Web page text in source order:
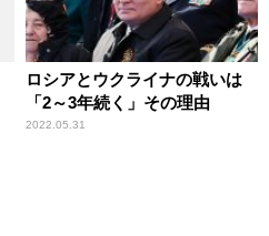
ロシアとウクライナの戦いは
「2～3年続く」その理由
2022.05.31